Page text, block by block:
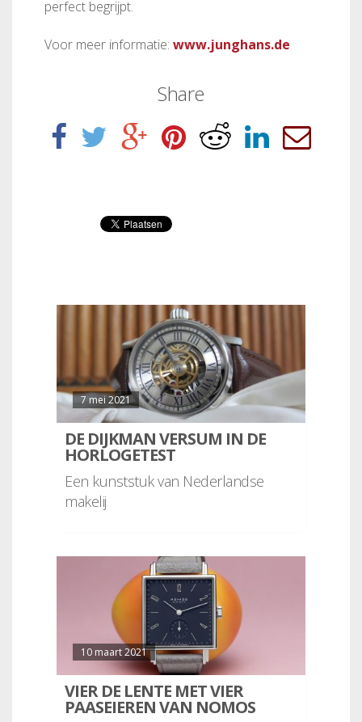
perfect begrijpt.
Voor meer informatie: www.junghans.de
Share
7 mei 2021
DE DIJKMAN VERSUM IN DE
HORLOGETEST
Een kunststuk van Nederlandse
makelij
10 maart 2021
VIER DE LENTE MET VIER
PAASEIEREN VAN NOMOS